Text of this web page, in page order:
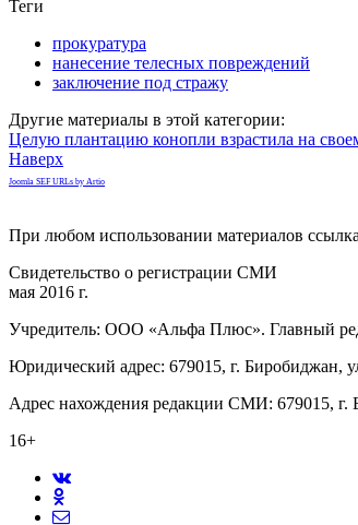
Теги
прокуратура
нанесение телесных повреждений
заключение под стражу
Другие материалы в этой категории:
Целую плантацию конопли взрастила на
Наверх
Joomla SEF URLs by Artio
При любом использовании материалов
Свидетельство о регистрации СМИ
мая 2016 г.
Учредитель: ООО «Альфа Плюс». Главный
Юридический адрес: 679015, г. Биробиджан,
Адрес нахождения редакции СМИ: 679015, г.
16+